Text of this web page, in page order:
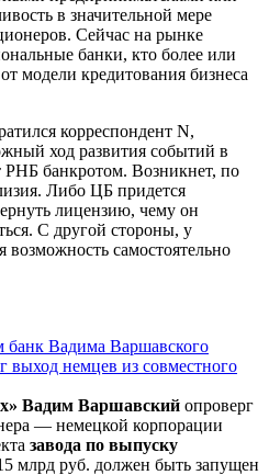
в значительной мере
Сейчас на рынке
банки, кто более или
модели кредитования бизнеса
корреспондент N,
ход развития событий в
РНБ банкротом. Возникнет, по
Либо ЦБ придется
лицензию, чему он
С другой стороны, у
возможность самостоятельно
немцев из совместного
Вадим Варшавский опроверг
— немецкой корпорации
завода по выпуску
млрд руб. должен быть запущен